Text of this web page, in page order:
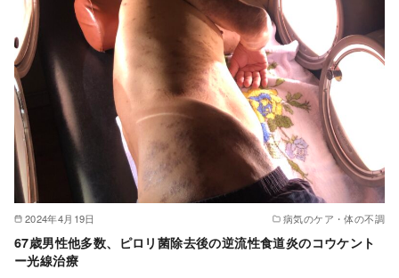
2024年4月19日 病気のケア・体の不調
67歳男性他多数、ピロリ菌除去後の逆流性食道炎のコウケント
ー光線治療